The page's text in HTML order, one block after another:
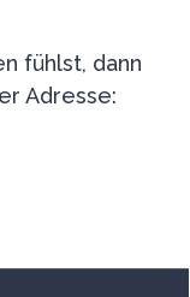
fühlst, dann
Adresse: